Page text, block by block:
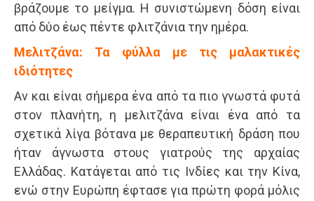
βράζουμε το μείγμα. Η συνιστώμενη δόση είναι
από δύο έως πέντε φλιτζάνια την ημέρα.
Μελιτζάνα: Τα φύλλα με τις μαλακτικές
ιδιότητες
Αν και είναι σήμερα ένα από τα πιο γνωστά φυτά
στον πλανήτη, η μελιτζάνα είναι ένα από τα
σχετικά λίγα βότανα με θεραπευτική δράση που
ήταν άγνωστα στους γιατρούς της αρχαίας
Ελλάδας. Κατάγεται από τις Ινδίες και την Κίνα,
ενώ στην Ευρώπη έφτασε για πρώτη φορά μόλις